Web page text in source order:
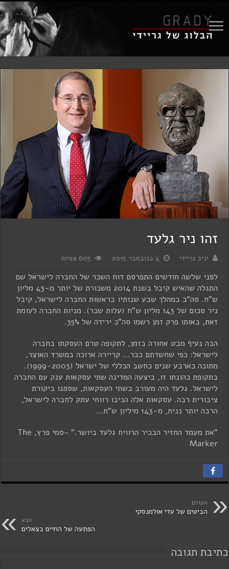
זהו ניר גלעד
יניב גריידי 4 בנובמבר 2015 605 צפיות
לפני שלשה חודשים התפרסם דוח השכר של החברה לישראל שם
התגלה שהאיש קיבל בשנת 2014 משכורת של יותר מ-43 מליון
ש"ח. סה"כ במהלך שבע שנותיו בראשות החברה לישראל, קיבל
ניר סכום של 143 מליון ש"ח (עלות שכר). מניות החברה לעומת
זאת, באותו פרק זמן רשמו סה"כ ירידה של 35%.
הבה נעיף מבט אחורה בזמן, לתקופה טרם העסקתו בחברה
לישראל: כפי שחשדתם כבר… קריירה ארוכה במשרד האוצר,
מתוכה כארבע שנים כחשב הכללי של ישראל (1999-2003).
בתקופת כהונתו זו, ביצעה המדינה שתי עסקאות ענק עם החברה
לישראל. גלעד היה מעורב בשתי העסקאות, שספגו ביקורת
ציבורית רבה. עסקאות אלה הניבו רווחי עתק לחברה לישראל,
הרבה יותר נניח, מ-143 מיליון ש"ח…
"את מעמד החזיר הבכיר הרוויח גלעד ביושר." ~סמי פרץ, The
Marker
הקודם
הביטים של עדי אולמנסקי
הבא
הפתעה של החיים בצאלים
כתיבת תגובה